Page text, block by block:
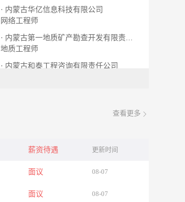
· 内蒙古华亿信息科技有限公司
网络工程师
· 内蒙古第一地质矿产勘查开发有限责任公司
地质工程师
· 内蒙古和泰工程咨询有限责任公司
查看更多
薪资待遇 更新时间
面议 08-07
面议 08-07